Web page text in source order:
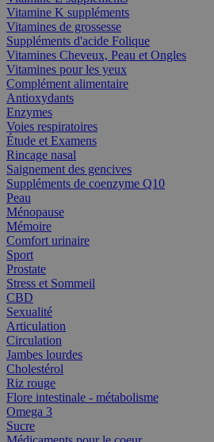
Vitamine K suppléments
Vitamines de grossesse
Suppléments d'acide Folique
Vitamines Cheveux, Peau et Ongles
Vitamines pour les yeux
Complément alimentaire
Antioxydants
Enzymes
Voies respiratoires
Étude et Examens
Rincage nasal
Saignement des gencives
Suppléments de coenzyme Q10
Peau
Ménopause
Mémoire
Comfort urinaire
Sport
Prostate
Stress et Sommeil
CBD
Sexualité
Articulation
Circulation
Jambes lourdes
Cholestérol
Riz rouge
Flore intestinale - métabolisme
Omega 3
Sucre